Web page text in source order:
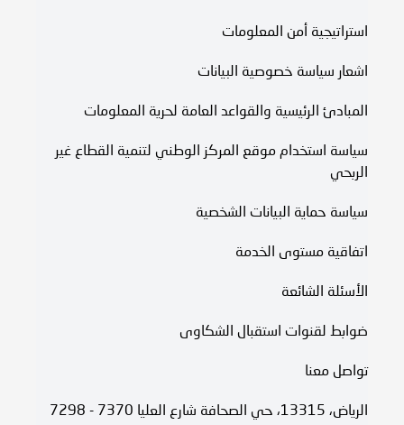
استراتيجية أمن المعلومات
اشعار سياسة خصوصية البيانات
المبادئ الرئيسية والقواعد العامة لحرية المعلومات
سياسة استخدام موقع المركز الوطني لتنمية القطاع غير
الربحي
سياسة حماية البيانات الشخصية
اتفاقية مستوى الخدمة​
الأسئلة الشائعة
ضوابط لقنوات استقبال الشكاوى
تواصل معنا
الرياض، 13315، حي الصحافة شارع العليا 7370 - 7298